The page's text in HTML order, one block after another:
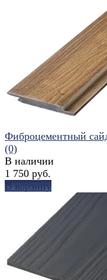
сравнить
избранное
Фиброцементный
(0)
В наличии
1 750 руб.
В корзину